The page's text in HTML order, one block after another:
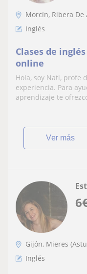
Morcín, Ribera De
Inglés
Clases de
online
Hola, soy Nati, profe
experiencia. Para
aprendizaje te
ver más
6
Gijón, Mieres
Inglés